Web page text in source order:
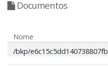
Documentos
Nome
/bkp/